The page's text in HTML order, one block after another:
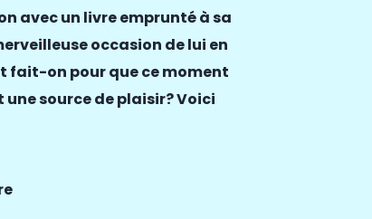
avec un livre emprunté à sa
occasion de lui en
fait-on pour que ce moment
source de plaisir? Voici